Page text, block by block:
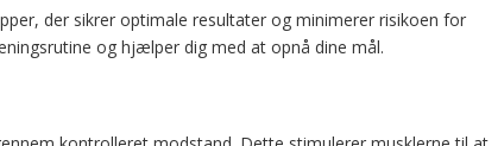
der sikrer optimale resultater og minimerer risikoen for
og hjælper dig med at opnå dine mål.